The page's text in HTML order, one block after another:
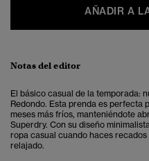
AÑADIR A
Notas del editor
El básico casual de la temporada:
Redondo. Esta prenda es perfecta
meses más fríos, manteniéndote
Superdry. Con su diseño
ropa casual cuando haces
relajado.